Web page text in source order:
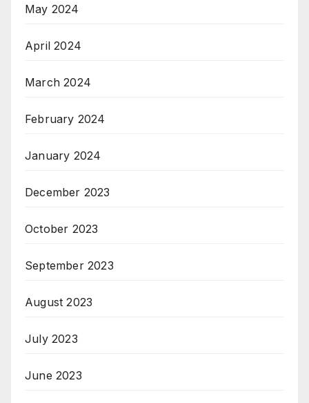
May 2024
April 2024
March 2024
February 2024
January 2024
December 2023
October 2023
September 2023
August 2023
July 2023
June 2023